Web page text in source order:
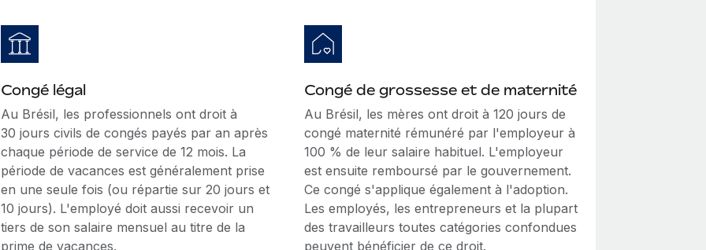
Congé légal
Au Brésil, les professionnels ont droit à
30 jours civils de congés payés par an après
chaque période de service de 12 mois. La
période de vacances est généralement prise
en une seule fois (ou répartie sur 20 jours et
10 jours). L'employé doit aussi recevoir un
tiers de son salaire mensuel au titre de la
prime de vacances.
Congé de grossesse et de maternité
Au Brésil, les mères ont droit à 120 jours de
congé maternité rémunéré par l'employeur à
100 % de leur salaire habituel. L'employeur
est ensuite remboursé par le gouvernement.
Ce congé s'applique également à l'adoption.
Les employés, les entrepreneurs et la plupart
des travailleurs toutes catégories confondues
peuvent bénéficier de ce droit.